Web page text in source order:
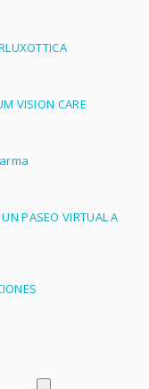
VISION CARE
PASEO VIRTUAL A